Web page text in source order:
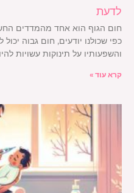
לדעת
חום הגוף הוא אחד מהמדדים
כפי שכולנו יודעים, חום גבוה
והשפעותיו על תינוקות עשויות
קרא עוד »